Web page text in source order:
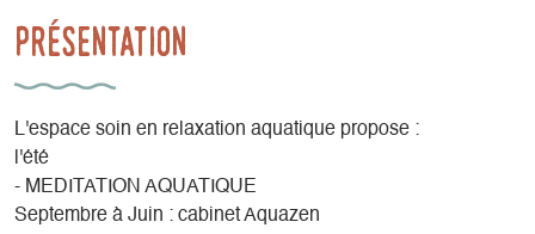
Présentation
L'espace soin en relaxation aquatique propose :
l'été
- MEDITATION AQUATIQUE
Septembre à Juin : cabinet Aquazen